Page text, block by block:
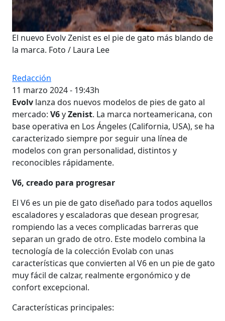
El nuevo Evolv Zenist es el pie de gato más blando de
la marca. Foto / Laura Lee
Redacción
11 marzo 2024 - 19:43h
Evolv lanza dos nuevos modelos de pies de gato al
mercado: V6yZenist. La marca norteamericana, con
base operativa en Los Ángeles (California, USA), se ha
caracterizado siempre por seguir una línea de
modelos con gran personalidad, distintos y
reconocibles rápidamente.
V6, creado para progresar
El V6 es un pie de gato diseñado para todos aquellos
escaladores y escaladoras que desean progresar,
rompiendo las a veces complicadas barreras que
separan un grado de otro. Este modelo combina la
tecnología de la colección Evolab con unas
características que convierten al V6 en un pie de gato
muy fácil de calzar, realmente ergonómico y de
confort excepcional.
Características principales: